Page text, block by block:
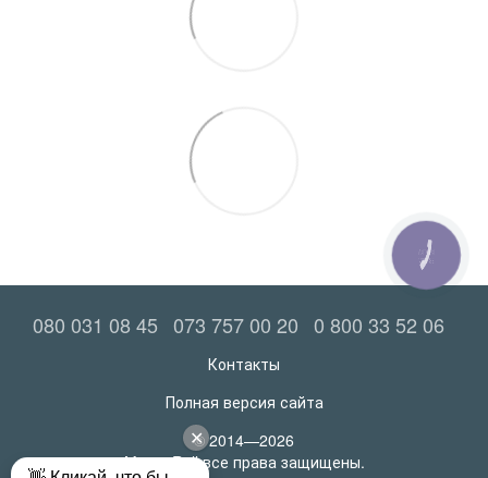
080 031 08 45 073 757 00 20 0 800 33 52 06
Контакты
Полная версия сайта
© 2014—2026
MatrasRoll все права защищены.
КНОПКА
ЗВ'ЯЗКУ